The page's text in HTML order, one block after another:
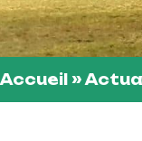
Accueil »